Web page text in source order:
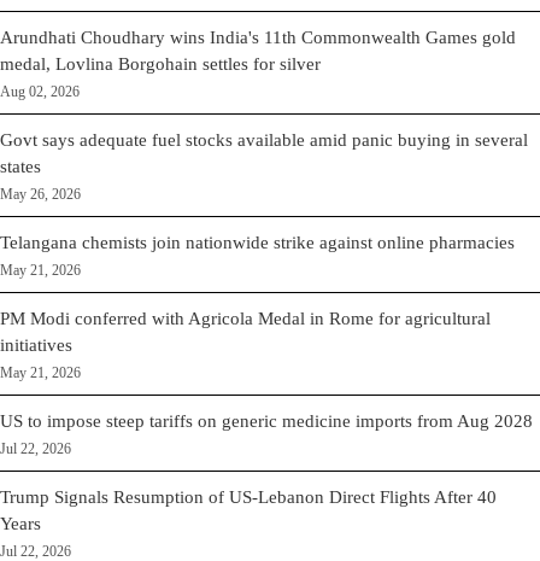
Arundhati Choudhary wins India's 11th Commonwealth Games gold
medal, Lovlina Borgohain settles for silver
Aug 02, 2026
Govt says adequate fuel stocks available amid panic buying in several
states
May 26, 2026
Telangana chemists join nationwide strike against online pharmacies
May 21, 2026
PM Modi conferred with Agricola Medal in Rome for agricultural
initiatives
May 21, 2026
US to impose steep tariffs on generic medicine imports from Aug 2028
Jul 22, 2026
Trump Signals Resumption of US-Lebanon Direct Flights After 40
Years
Jul 22, 2026